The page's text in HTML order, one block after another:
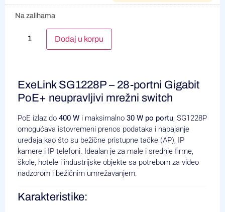
Na zalihama
Dodaj u korpu
ExeLink SG1228P – 28-portni Gigabit
PoE+ neupravljivi mrežni switch
PoE izlaz do 400 W i maksimalno 30 W po portu, SG1228P
omogućava istovremeni prenos podataka i napajanje
uređaja kao što su bežične pristupne tačke (AP), IP
kamere i IP telefoni. Idealan je za male i srednje firme,
škole, hotele i industrijske objekte sa potrebom za video
nadzorom i bežičnim umrežavanjem.
Karakteristike: